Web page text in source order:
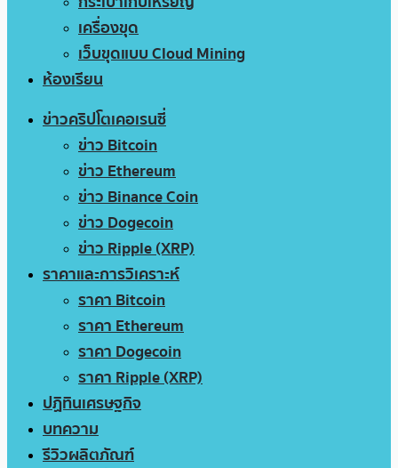
เครื่องขุด
เว็บขุดแบบ Cloud Mining
ห้องเรียน
ข่าวคริปโตเคอเรนซี่
ข่าว Bitcoin
ข่าว Ethereum
ข่าว Binance Coin
ข่าว Dogecoin
ข่าว Ripple (XRP)
ราคาและการวิเคราะห์
ราคา Bitcoin
ราคา Ethereum
ราคา Dogecoin
ราคา Ripple (XRP)
ปฏิทินเศรษฐกิจ
บทความ
รีวิวผลิตภัณฑ์